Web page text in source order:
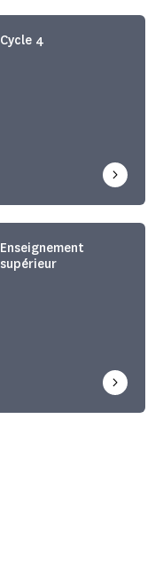
Cycle 4
Enseignement
supérieur